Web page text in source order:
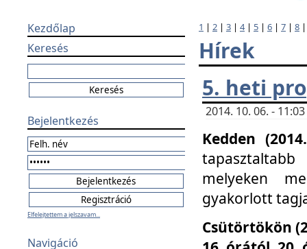
Kezdőlap
Keresés
Bejelentkezés
Elfelejtettem a jelszavam...
Navigáció
1 | 2 | 3 | 4| 5 | 6 | 7 | 8
Hírek
5. heti
2014. 10. 06. -
Kedden
melyeken
gyakorlott
Csütörtökön